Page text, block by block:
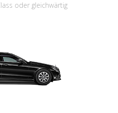
oder gleichwärtig